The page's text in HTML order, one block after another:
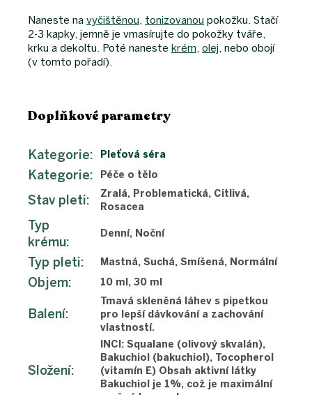
Naneste na vyčištěnou, tonizovanou pokožku. Stačí
2-3 kapky, jemně je vmasírujte do pokožky tváře,
krku a dekoltu. Poté naneste krém, olej, nebo obojí
(v tomto pořadí).
Doplňkové parametry
Kategorie: Pleťová séra
Kategorie: Péče o tělo
Stav pleti:
Zralá, Problematická, Citlivá,
Rosacea
Typ
krému:
Denní, Noční
Typ pleti: Mastná, Suchá, Smíšená, Normální
Objem: 10 ml, 30 ml
Balení:
Tmavá skleněná láhev s pipetkou
pro lepší dávkování a zachování
vlastností.
Složení:
INCI: Squalane (olivový skvalán),
Bakuchiol (bakuchiol), Tocopherol
(vitamín E) Obsah aktivní látky
Bakuchiol je 1%, což je maximální